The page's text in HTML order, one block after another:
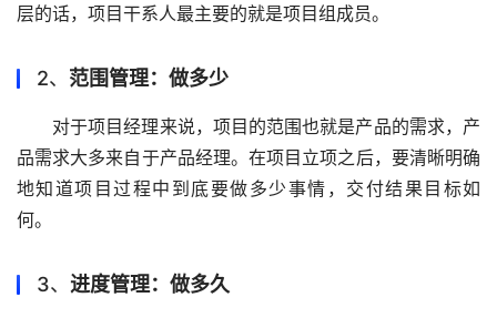
层的话，项目干系人最主要的就是项目组成员。
2、 范围管理：做多少
对于项目经理来说，项目的范围也就是产品的需求，产
品需求大多来自于产品经理。在项目立项之后，要清晰明确
地知道项目过程中到底要做多少事情，交付结果目标如
何。
3、 进度管理：做多久